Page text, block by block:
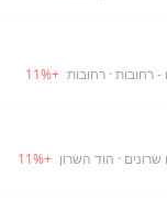
- רחובות · רחובות +
11%
שרונים · הוד השרון +
11%